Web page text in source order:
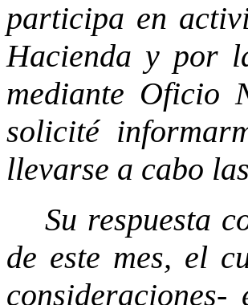
participa en
Hacienda y por
mediante Oficio
solicité
llevarse a cabo
Su respuesta
de este mes, el